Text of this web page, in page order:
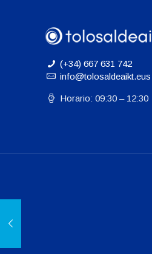
(+34) 667 631 742
info@tolosaldeaikt.eus
Horario: 09:30 – 12:30